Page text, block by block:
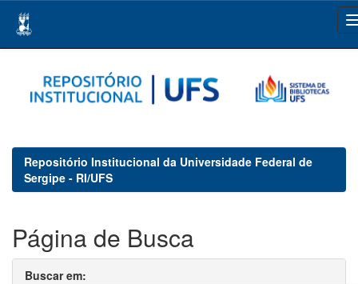
navigation
Repositório Institucional da Universidade Federal de
Sergipe - RI/UFS
Página de Busca
Buscar em: